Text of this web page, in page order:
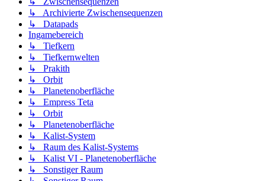
↳ Archivierte Zwischensequenzen
↳ Datapads
Ingamebereich
↳ Tiefkern
↳ Tiefkernwelten
↳ Prakith
↳ Orbit
↳ Planetenoberfläche
↳ Empress Teta
↳ Orbit
↳ Planetenoberfläche
↳ Kalist-System
↳ Raum des Kalist-Systems
↳ Kalist VI - Planetenoberfläche
↳ Sonstiger Raum